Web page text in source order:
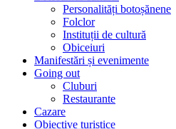
Personalități botoșănene
Folclor
Instituții de cultură
Obiceiuri
Manifestări și evenimente
Going out
Cluburi
Restaurante
Cazare
Obiective turistice